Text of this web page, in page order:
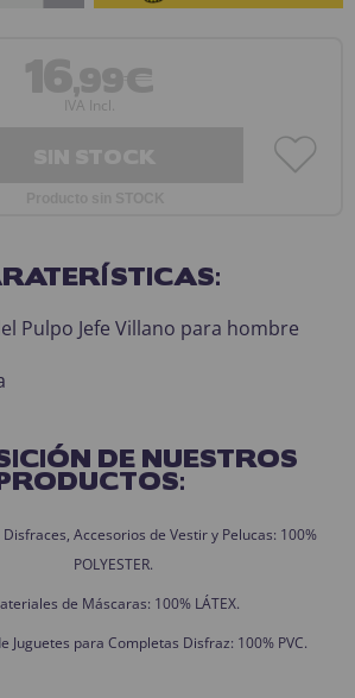
16,99€
IVA Incl.
Pulpo Jefe Villano para hombre
DE NUESTROS
Accesorios de Vestir y Pelucas: 100%
POLYESTER.
de Máscaras: 100% LÁTEX.
Juguetes para Completas Disfraz: 100% PVC.